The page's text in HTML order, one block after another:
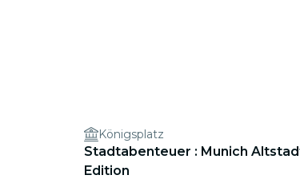
Königsplatz
Stadtabenteuer : Munich
Edition